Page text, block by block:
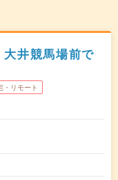
大井競馬場前で
・リモート